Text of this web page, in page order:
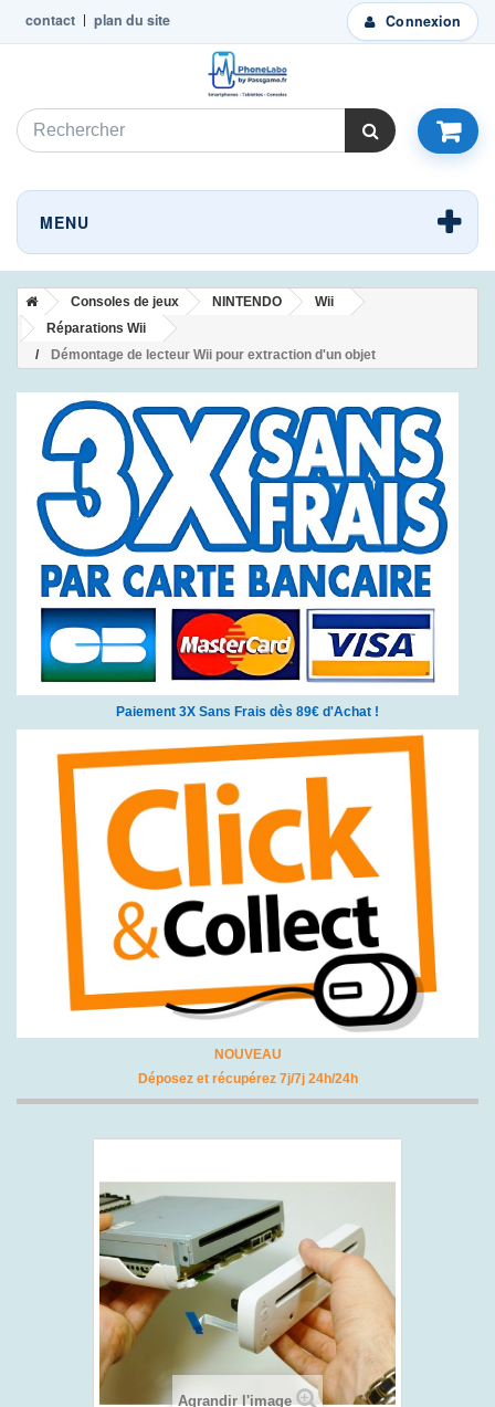
Connexion
contact plan du site
MENU
Consoles de jeux NINTENDO
Wii
Réparations Wii
Démontage de lecteur Wii pour extraction d'un objet
Paiement 3X Sans Frais dès 89€ d'Achat !
NOUVEAU
Déposez et récupérez 7j/7j 24h/24h
Agrandir l'image